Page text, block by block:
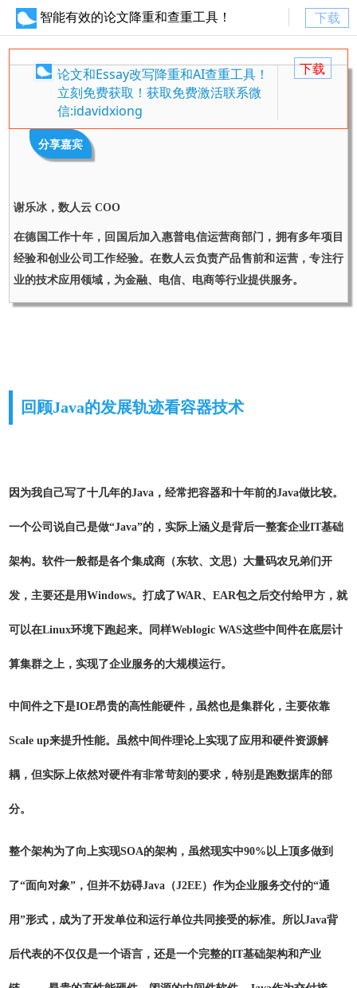
智能有效的论文降重和查重工具！ 下载
论文和Essay改写降重和AI查重工具！
立刻免费获取！获取免费激活联系微
信:idavidxiong
下载
分享嘉宾
谢乐冰 ，数人云 COO
在德国工作十年，回国后加入惠普电信运营商部门，拥有多年项目
经验和创业公司工作经验。在数人云负责产品售前和运营，专注行
业的技术应用领域，为金融、电信、电商等行业提供服务。
回顾Java的发展轨迹看容器技术
因为我自己写了十几年的Java，经常把容器和十年前的Java做比较。
一个公司说自己是做“Java”的，实际上涵义是背后一整套企业IT基础
架构。软件一般都是各个集成商（东软、文思）大量码农兄弟们开
发，主要还是用Windows。打成了WAR、EAR包之后交付给甲方，就
可以在Linux环境下跑起来。同样Weblogic WAS这些中间件在底层计
算集群之上，实现了企业服务的大规模运行。
中间件之下是IOE昂贵的高性能硬件，虽然也是集群化，主要依靠
Scale up来提升性能。虽然中间件理论上实现了应用和硬件资源解
耦，但实际上依然对硬件有非常苛刻的要求，特别是跑数据库的部
分。
整个架构为了向上实现SOA的架构，虽然现实中90%以上顶多做到
了“面向对象”，但并不妨碍Java（J2EE）作为企业服务交付的“通
用”形式，成为了开发单位和运行单位共同接受的标准。所以Java背
后代表的不仅仅是一个语言，还是一个完整的IT基础架构和产业